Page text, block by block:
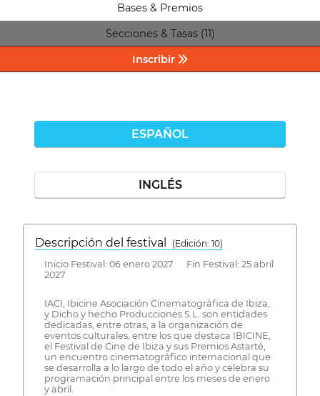
Bases & Premios
Secciones & Tasas (11)
Inscribir
ESPAÑOL
INGLÉS
Descripción del festival
( Edición: 10)
Inicio Festival: 06 enero 2027 Fin Festival: 25 abril
2027
IACI, Ibicine Asociación Cinematográfica de Ibiza,
y Dicho y hecho Producciones S.L. son entidades
dedicadas, entre otras, a la organización de
eventos culturales, entre los que destaca IBICINE,
el Festival de Cine de Ibiza y sus Premios Astarté,
un encuentro cinematográfico internacional que
se desarrolla a lo largo de todo el año y celebra su
programación principal entre los meses de enero
y abril.